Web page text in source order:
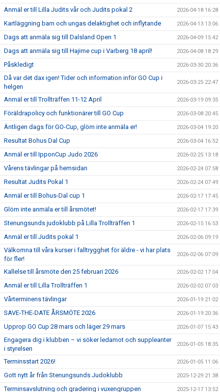
Anmäl er till Lilla Judits vår och Judits pokal 2 2026-04-18 16:28
Kartläggning barn och ungas delaktighet och inflytande 2026-04-13 13:06
Dags att anmäla sig till Dalsland Open 1 2026-04-09 15:42
Dags att anmäla sig till Hajime cup i Varberg 18 april! 2026-04-08 18:29
Påskledigt 2026-03-30 20:36
Då var det dax igen! Tider och information inför GO Cup i
helgen
2026-03-25 22:47
Anmäl er till Trollträffen 11-12 April 2026-03-19 09:35
Föräldrapolicy och funktionärer till GO Cup 2026-03-08 20:45
Äntligen dags för GO-Cup, glöm inte anmäla er! 2026-03-04 19:20
Resultat Bohus Dal Cup 2026-03-04 16:52
Anmäl er till IpponCup Judo 2026 2026-02-25 13:18
Vårens tävlingar på hemsidan 2026-02-24 07:58
Resultat Judits Pokal 1 2026-02-24 07:49
Anmäl er till Bohus-Dal cup 1 2026-02-17 17:45
Glöm inte anmäla er till årsmötet! 2026-02-17 17:39
Stenungsunds judoklubb på Lilla Trollträffen 1 2026-02-15 16:53
Anmäl er till Judits pokal 1 2026-02-06 09:19
Välkomna till våra kurser i falltrygghet för äldre - vi har plats
för fler!
2026-02-06 07:09
Kallelse till årsmöte den 25 februari 2026 2026-02-02 17:04
Anmäl er till Lilla Trollträffen 1 2026-02-02 07:03
Vårterminens tävlingar 2026-01-19 21:02
SAVE-THE-DATE ÅRSMÖTE 2026 2026-01-19 20:36
Upprop GO Cup 28 mars och läger 29 mars 2026-01-07 15:43
Engagera dig i klubben – vi söker ledamot och suppleanter
i styrelsen
2026-01-05 18:35
Terminsstart 2026! 2026-01-05 11:06
Gott nytt år från Stenungsunds Judoklubb 2025-12-29 21:38
Terminsavslutning och gradering i vuxengruppen 2025-12-17 13:52